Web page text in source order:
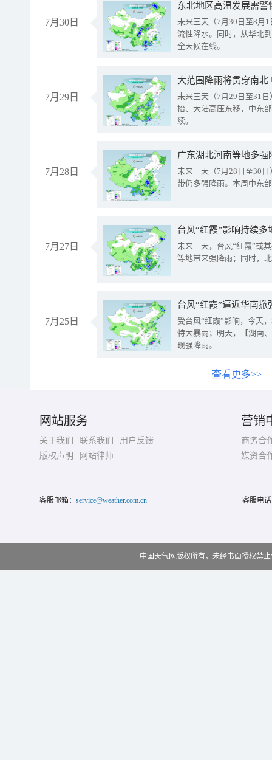
7月30日
东北地区高温发展需
未来三天（7月30日至8月
流性降水。同时，从华北
全天候在线。
7月29日
大范围降雨将贯穿南
未来三天（7月29日至31
抬、大陆高压东移，中东
续。
7月28日
广东湖北河南等地多
未来三天（7月28日至30
带仍多强降雨。本周中东
7月27日
台风“红霞”影响持续
未来三天，台风“红霞”或
等地带来强降雨；同时，
7月25日
台风“红霞”逼近华南
受台风“红霞”影响，今天
特大暴雨；明天，【湖南
现强降雨。
查看更多>>
网站服务
关于我们 联系我们
用户反馈
版权声明
网站律师
营销
商务合
媒资合
客服邮箱： service@weather.com.cn 客服电
中国天气网版权所有，未经书面授权